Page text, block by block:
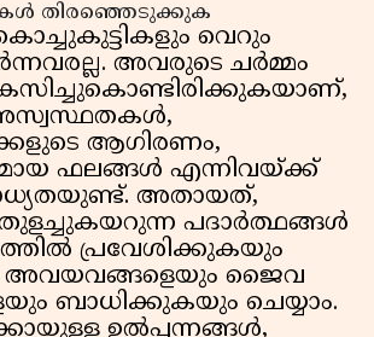
തിരഞ്ഞെടുക്കുക
വെറും
അവരുടെ ചർമ്മം
ആഗിരണം,
ഫലങ്ങൾ എന്നിവയ്ക്ക്
അതായത്,
പദാർത്ഥങ്ങൾ
പ്രവേശിക്കുകയും
അവയവങ്ങളെയും ജൈവ
ബാധിക്കുകയും ചെയ്യാം.
ഉൽപ്പന്നങ്ങൾ,